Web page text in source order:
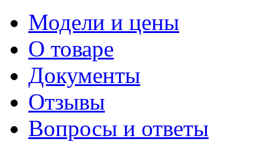
Модели и цены
О товаре
Документы
Отзывы
Вопросы и ответы